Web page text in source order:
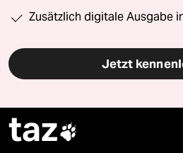
Zusätzlich digitale Ausgabe
Jetzt
taz